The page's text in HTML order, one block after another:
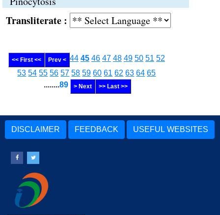
:
<< First << Prev < 44 45 46 47 48 49 50 51 52
53 54 55 56 57 58 59 60 61 62 63 64 65
........89 > Next >> Last >>
DISCLAIMER FEEDBACK USEFUL WEBSITES